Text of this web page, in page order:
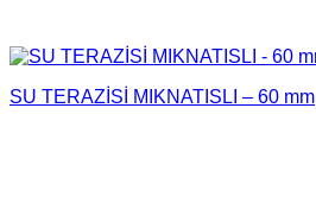
SU TERAZİSİ MIKNATISLI – 60 mm